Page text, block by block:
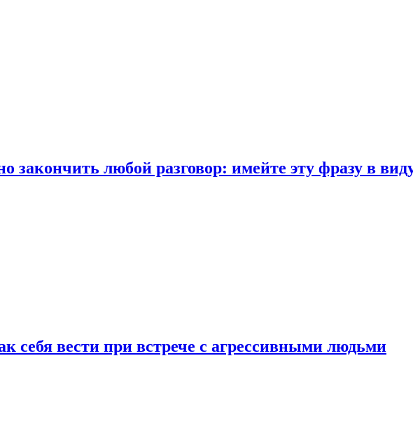
закончить любой разговор: имейте эту фразу в
себя вести при встрече с агрессивными людьми